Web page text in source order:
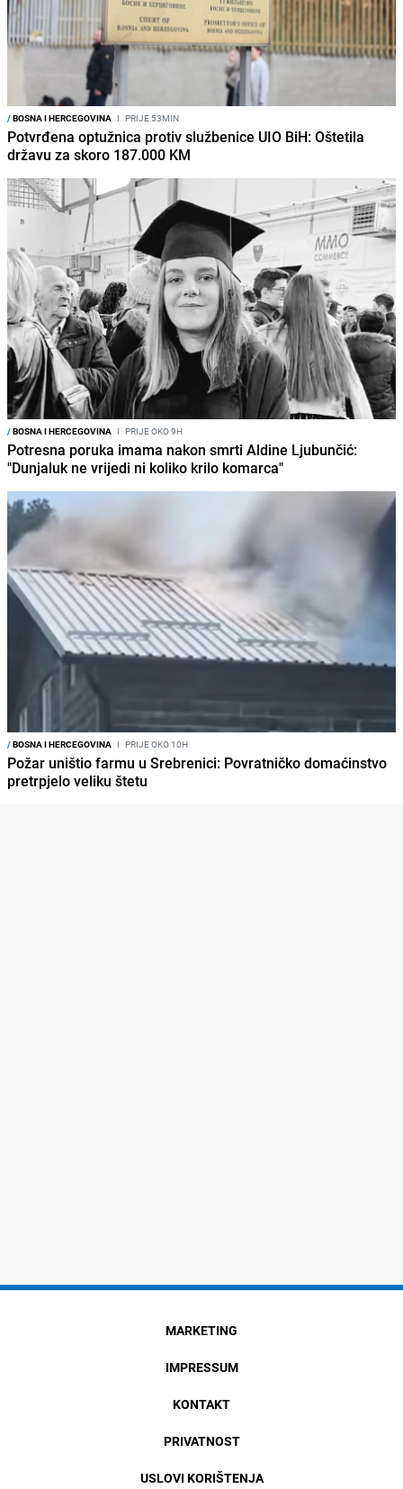
/BOSNA I HERCEGOVINA I PRIJE 53MIN
Potvrđena optužnica protiv službenice UIO BiH: Oštetila
državu za skoro 187.000 KM
/BOSNA I HERCEGOVINA I PRIJE OKO 9H
Potresna poruka imama nakon smrti Aldine Ljubunčić:
"Dunjaluk ne vrijedi ni koliko krilo komarca"
/BOSNA I HERCEGOVINA I PRIJE OKO 10H
Požar uništio farmu u Srebrenici: Povratničko domaćinstvo
pretrpjelo veliku štetu
MARKETING
IMPRESSUM
KONTAKT
PRIVATNOST
USLOVI KORIŠTENJA